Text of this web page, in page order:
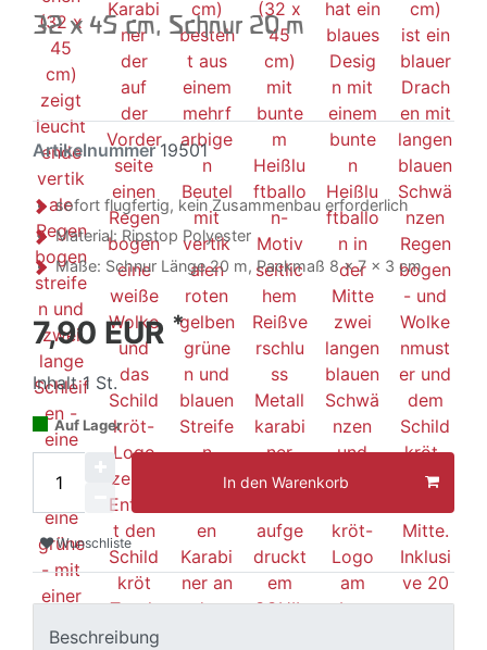
32 x 45 cm, Schnur 20 m
Artikelnummer19501
sofort flugfertig, kein Zusammenbau erforderlich
Material: Ripstop Polyester
Maße: Schnur Länge 20 m, Packmaß 8 x 7 x 3 cm
7,90 EUR *
Inhalt1 St.
Auf Lager
In den Warenkorb
Wunschliste
Beschreibung